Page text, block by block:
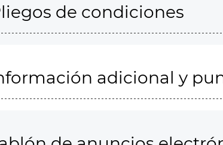
de condiciones
adicional y